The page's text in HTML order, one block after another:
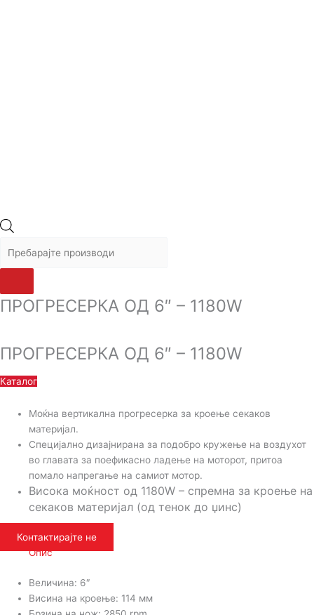
ПРОГРЕСЕРКА ОД 6″ – 1180W
ПРОГРЕСЕРКА ОД 6″ – 1180W
Каталог
Моќна вертикална прогресерка за кроење секаков
материјал.
Специјално дизајнирана за подобро кружење на воздухот
во главата за поефикасно ладење на моторот, притоа
помало напрегање на самиот мотор.
Висока моќност од 1180W – спремна за кроење на
секаков материјал (од тенок до џинс)
Контактирајте не
Опис
Величина: 6″
Висина на кроење: 114 мм